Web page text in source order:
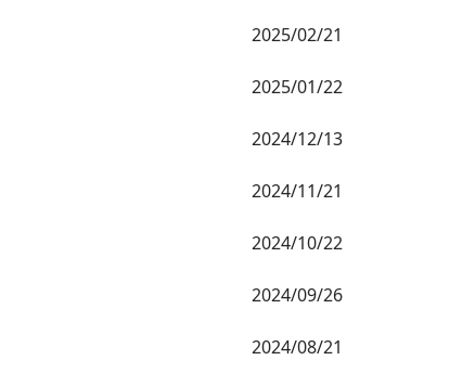
2025/02/21
2025/01/22
2024/12/13
2024/11/21
2024/10/22
2024/09/26
2024/08/21